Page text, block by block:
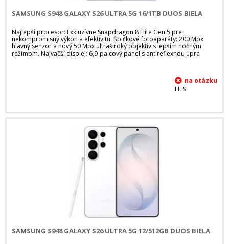
SAMSUNG S948 GALAXY S26 ULTRA 5G 16/1TB DUOS BIELA
Najlepší procesor: Exkluzívne Snapdragon 8 Elite Gen 5 pre
nekompromisný výkon a efektivitu. Špičkové fotoaparáty: 200 Mpx
hlavný senzor a nový 50 Mpx ultraširoký objektív s lepším nočným
režimom. Najväčší displej: 6,9-palcový panel s antireflexnou úpra
HLS
SAMSUNG S948 GALAXY S26 ULTRA 5G 12/512GB DUOS BIELA